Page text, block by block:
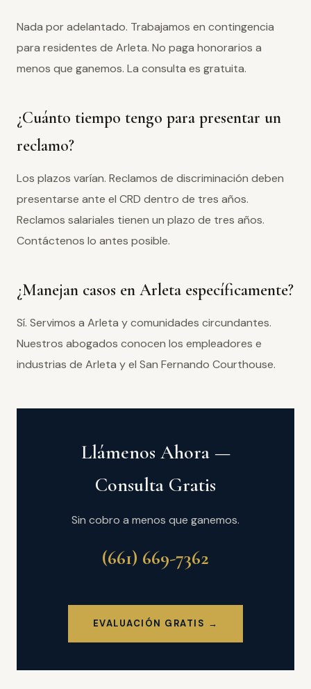
Nada por adelantado. Trabajamos en contingencia
para residentes de Arleta. No paga honorarios a
menos que ganemos. La consulta es gratuita.
¿Cuánto tiempo tengo para presentar un
reclamo?
Los plazos varían. Reclamos de discriminación deben
presentarse ante el CRD dentro de tres años.
Reclamos salariales tienen un plazo de tres años.
Contáctenos lo antes posible.
¿Manejan casos en Arleta específicamente?
Sí. Servimos a Arleta y comunidades circundantes.
Nuestros abogados conocen los empleadores e
industrias de Arleta y el San Fernando Courthouse.
Llámenos Ahora —
Consulta Gratis
Sin cobro a menos que ganemos.
(661) 669-7362
EVALUACIÓN GRATIS →